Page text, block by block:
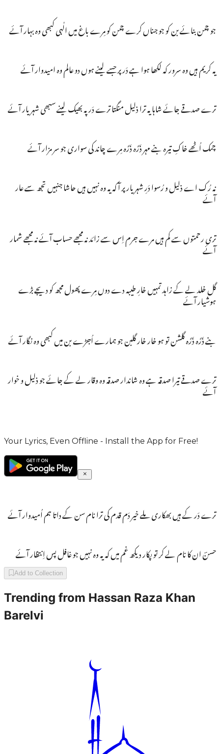
جو چمن بنائے بن کو جو جناں کرے چمن کو مِرے باغ میں الٰہی کبھی وہ بہار آئے
یہ کریم ہیں وہ سرور کہ لکھا ہوا ہے دَر پر جسے لینے ہوں دو عالم وہ امیدوار آئے
ترے صدقے جائے شاہا یہ ترا ذلیل منگتا ترے دَر پہ بھیک لینے سبھی شہریار آئے
چمک اُٹھے خاکِ تیرہ بنے مہر ذَرَّہ ذَرَّہ مِرے چاند کی سواری جو سر مزار آئے
نہ رُک اے ذلیل و رُسوا دَرِ شہریار پر آ کہ یہ وہ نہیں ہیں حاشا جنہیں تجھ سے عار
آئے
تری رحمتوں سے کم ہیں مرے جرم اِس سے زائد نہ مجھے حساب آئے نہ مجھے شمار
آئے
گل خلد لے کے زاہد تمہیں خارِ طیبہ دے دوں مِرے پھول مجھ کو دیجے بڑے
ہوشیار آئے
بنے ذَرَّہ ذَرَّہ گلشن تو ہو خار خار گلبن جو ہمارے اُجڑے بن میں کبھی وہ نگار آئے
ترے صدقے تیرا صدقہ ہے وہ شاندار صدقہ وہ وقار لے کے جائے جو ذلیل و خوار
آئے
Your Lyrics, Even Offline - Install the App for Free!
ترے دَر کے ہیں بھکاری ملے خیر دَم قدم کی ترا نام سن کے داتا ہم اُمیدوار آئے
حسنؔ ان کا نام لے کر تو پکار دیکھ غم میں کہ یہ وہ نہیں جو غافل پس اِنتظار آئے
Add to Collection
Trending from Hassan Raza Khan
Barelvi